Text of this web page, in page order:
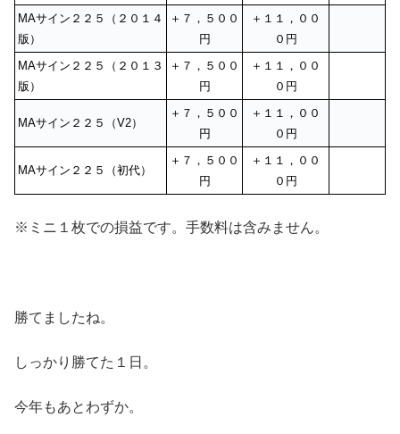
MAサイン２２５（２０１４
版）
＋７，５００
円
＋１１，００
０円
MAサイン２２５（２０１３
版）
＋７，５００
円
＋１１，００
０円
MAサイン２２５（V2）
＋７，５００
円
＋１１，００
０円
MAサイン２２５（初代）
＋７，５００
円
＋１１，００
０円
※ミニ１枚での損益です。手数料は含みません。
勝てましたね。
しっかり勝てた１日。
今年もあとわずか。